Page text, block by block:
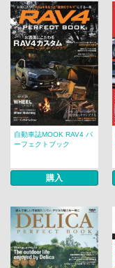
自動車誌MOOK RAV4 パ
ーフェクトブック
購入